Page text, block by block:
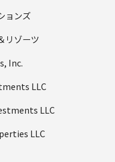
ョンズ
リゾーツ
Inc.
LLC
LLC
LLC